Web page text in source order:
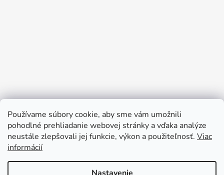
Používame súbory cookie, aby sme vám umožnili
pohodlné prehliadanie webovej stránky a vďaka analýze
neustále zlepšovali jej funkcie, výkon a použiteľnosť. Viac
informácií
Sledovať na Instagrame